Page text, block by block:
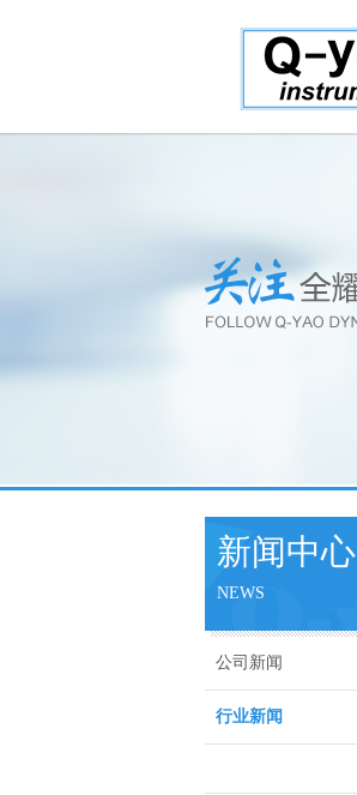
新闻中心
NEWS
公司新闻
行业新闻